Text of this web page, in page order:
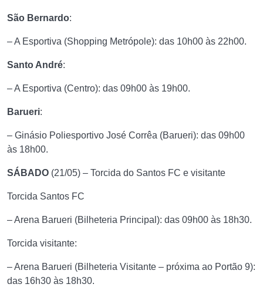
São Bernardo:
– A Esportiva (Shopping Metrópole): das 10h00 às 22h00.
Santo André:
– A Esportiva (Centro): das 09h00 às 19h00.
Barueri:
– Ginásio Poliesportivo José Corrêa (Barueri): das 09h00
às 18h00.
SÁBADO (21/05) – Torcida do Santos FC e visitante
Torcida Santos FC
– Arena Barueri (Bilheteria Principal): das 09h00 às 18h30.
Torcida visitante:
– Arena Barueri (Bilheteria Visitante – próxima ao Portão 9):
das 16h30 às 18h30.